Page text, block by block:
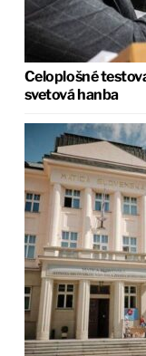
Celoplošné
svetová hanba